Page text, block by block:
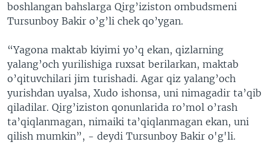
boshlangan bahslarga Qirg’iziston ombudsmeni
Tursunboy Bakir o’g’li chek qo’ygan.
“Yagona maktab kiyimi yo’q ekan, qizlarning
yalang’och yurilishiga ruxsat berilarkan, maktab
o’qituvchilari jim turishadi. Agar qiz yalang’och
yurishdan uyalsa, Xudo ishonsa, uni nimagadir ta’qib
qiladilar. Qirg’iziston qonunlarida ro’mol o’rash
ta’qiqlanmagan, nimaiki ta’qiqlanmagan ekan, uni
qilish mumkin”, - deydi Tursunboy Bakir o'g'li.